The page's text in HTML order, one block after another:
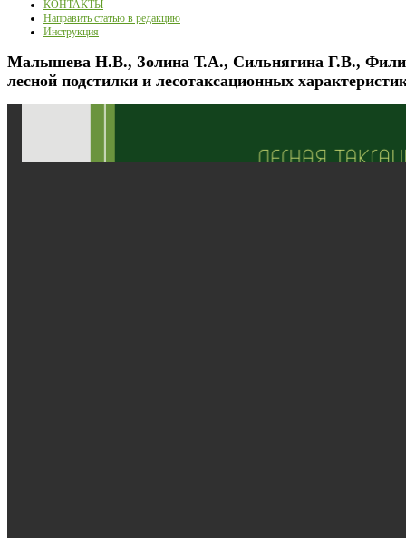
КОНТАКТЫ
Направить статью в редакцию
Инструкция
Малышева Н.В., Золина Т.А., Сильнягина Г.В.,
лесной подстилки и лесотаксационных